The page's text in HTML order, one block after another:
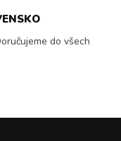
do všech